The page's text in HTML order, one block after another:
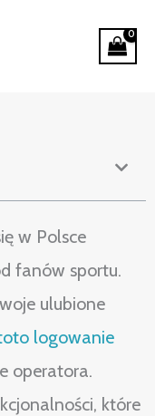
dla graczy
w Polsce
fanów sportu.
ulubione
logowanie
operatora.
które